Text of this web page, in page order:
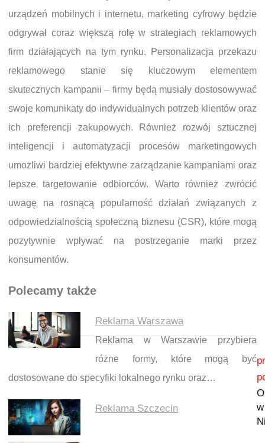
urządzeń mobilnych i internetu, marketing cyfrowy będzie
odgrywał coraz większą rolę w strategiach reklamowych
firm działających na tym rynku. Personalizacja przekazu
reklamowego stanie się kluczowym elementem
skutecznych kampanii – firmy będą musiały dostosowywać
swoje komunikaty do indywidualnych potrzeb klientów oraz
ich preferencji zakupowych. Również rozwój sztucznej
inteligencji i automatyzacji procesów marketingowych
umożliwi bardziej efektywne zarządzanie kampaniami oraz
lepsze targetowanie odbiorców. Warto również zwrócić
uwagę na rosnącą popularność działań związanych z
odpowiedzialnością społeczną biznesu (CSR), które mogą
pozytywnie wpływać na postrzeganie marki przez
konsumentów.
Polecamy także
Reklama Warszawa
Reklama w Warszawie przybiera
różne formy, które mogą być
dostosowane do specyfiki lokalnego rynku oraz…
Reklama Szczecin
Nawigacja wpisu
w